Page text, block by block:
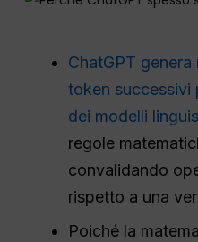
ChatGPT
token successivi
dei modelli
regole
convalidando
rispetto a una
Poiché la